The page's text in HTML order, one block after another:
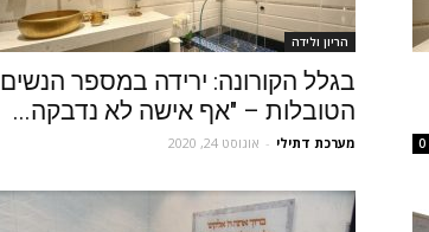
0
הריון ולידה
בגלל הקורונה: ירידה במספר הנשים
הטובלות – "אף אישה לא נדבקה...
מערכת דתילי - אוגוסט 24, 2020